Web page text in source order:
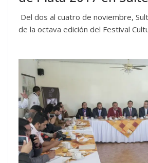
Del dos al cuatro de noviembre,
de la octava edición del Festival